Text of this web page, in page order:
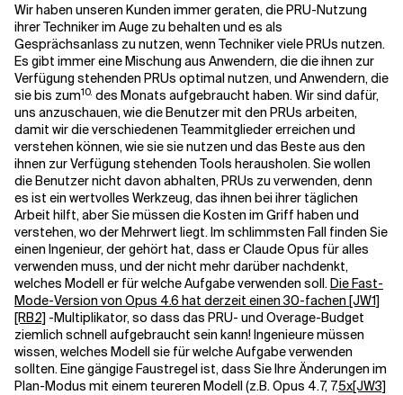
Wir haben unseren Kunden immer geraten, die PRU-Nutzung
ihrer Techniker im Auge zu behalten und es als
Gesprächsanlass zu nutzen, wenn Techniker viele PRUs nutzen.
Es gibt immer eine Mischung aus Anwendern, die die ihnen zur
Verfügung stehenden PRUs optimal nutzen, und Anwendern, die
sie bis zum10. des Monats aufgebraucht haben. Wir sind dafür,
uns anzuschauen, wie die Benutzer mit den PRUs arbeiten,
damit wir die verschiedenen Teammitglieder erreichen und
verstehen können, wie sie sie nutzen und das Beste aus den
ihnen zur Verfügung stehenden Tools herausholen. Sie wollen
die Benutzer nicht davon abhalten, PRUs zu verwenden, denn
es ist ein wertvolles Werkzeug, das ihnen bei ihrer täglichen
Arbeit hilft, aber Sie müssen die Kosten im Griff haben und
verstehen, wo der Mehrwert liegt. Im schlimmsten Fall finden Sie
einen Ingenieur, der gehört hat, dass er Claude Opus für alles
verwenden muss, und der nicht mehr darüber nachdenkt,
welches Modell er für welche Aufgabe verwenden soll.Die Fast-
Mode-Version von Opus 4.6 hat derzeit einen 30-fachen [JW1]
[RB2] -Multiplikator, so dass das PRU- und Overage-Budget
ziemlich schnell aufgebraucht sein kann! Ingenieure müssen
wissen, welches Modell sie für welche Aufgabe verwenden
sollten. Eine gängige Faustregel ist, dass Sie Ihre Änderungen im
Plan-Modus mit einem teureren Modell (z.B. Opus 4.7, 7.5x[JW3]